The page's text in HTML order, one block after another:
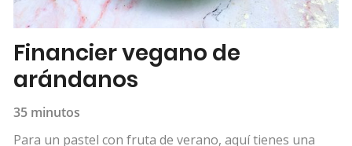
Financier vegano de
arándanos
35 minutos
Para un pastel con fruta de verano, aquí tienes una